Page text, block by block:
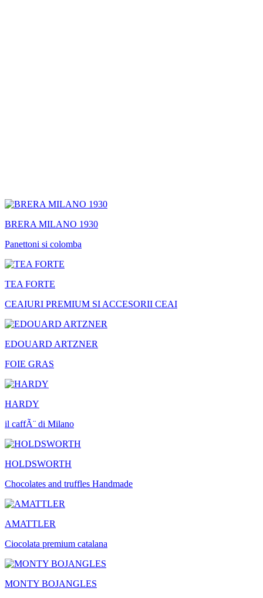
BRERA MILANO 1930
Panettoni si colomba
TEA FORTE
CEAIURI PREMIUM SI ACCESORII CEAI
EDOUARD ARTZNER
FOIE GRAS
HARDY
il caffÃ¨ di Milano
HOLDSWORTH
Chocolates and truffles Handmade
AMATTLER
Ciocolata premium catalana
MONTY BOJANGLES